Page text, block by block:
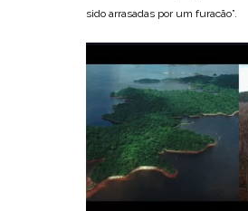
sido arrasadas por um furacão”.